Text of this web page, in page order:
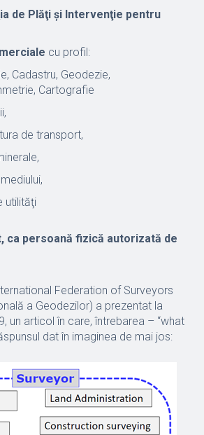
de Plăţi şi Intervenţie pentru
cu profil:
Cadastru, Geodezie,
Cartografie
de transport,
utilităţi
ca persoană fizică autorizată de
Federation of Surveyors
a Geodezilor) a prezentat la
un articol în care, întrebarea – “what
dat în imaginea de mai jos: